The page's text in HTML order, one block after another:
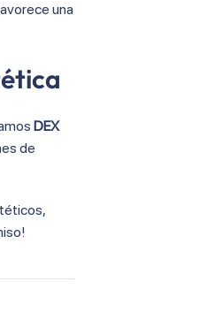
una
DEX
de